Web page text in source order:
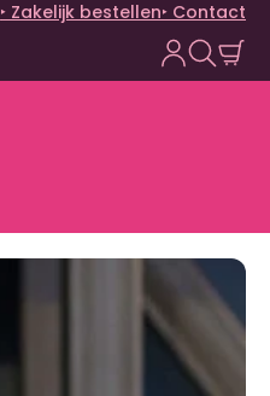
‣ Zakelijk bestellen‣ Contact